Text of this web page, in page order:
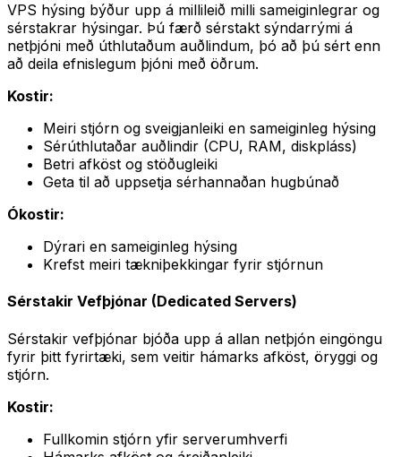
VPS hýsing býður upp á millileið milli sameiginlegrar og
sérstakrar hýsingar. Þú færð sérstakt sýndarrými á
netþjóni með úthlutaðum auðlindum, þó að þú sért enn
að deila efnislegum þjóni með öðrum.
Kostir:
Meiri stjórn og sveigjanleiki en sameiginleg hýsing
Sérúthlutaðar auðlindir (CPU, RAM, diskpláss)
Betri afköst og stöðugleiki
Geta til að uppsetja sérhannaðan hugbúnað
Ókostir:
Dýrari en sameiginleg hýsing
Krefst meiri tækniþekkingar fyrir stjórnun
Sérstakir Vefþjónar (Dedicated Servers)
Sérstakir vefþjónar bjóða upp á allan netþjón eingöngu
fyrir þitt fyrirtæki, sem veitir hámarks afköst, öryggi og
stjórn.
Kostir:
Fullkomin stjórn yfir serverumhverfi